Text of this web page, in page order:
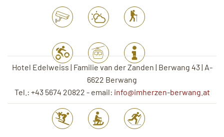
Hotel Edelweiss | Familie van der Zanden | Berwang 43 | A-
6622 Berwang
Tel.: +43 5674 20822 - email: info@imherzen-berwang.at